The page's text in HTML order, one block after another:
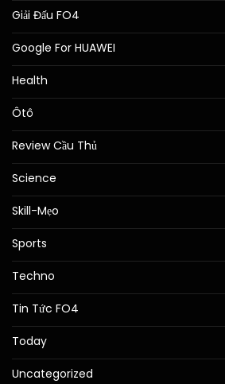
Giải Đấu FO4
Google For HUAWEI
Health
Ôtô
Review Cầu Thủ
Science
Skill-Mẹo
Sports
Techno
Tin Tức FO4
Today
Uncategorized